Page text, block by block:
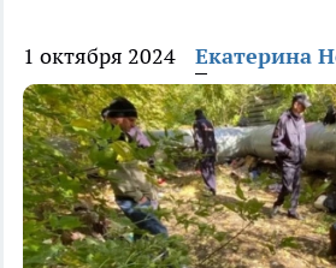
1 октября 2024 Екатерина